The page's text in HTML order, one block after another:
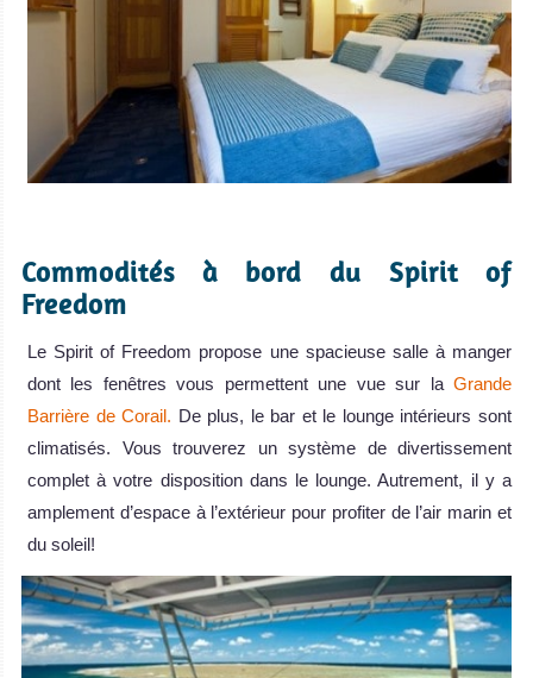
Commodités à bord du Spirit of
Freedom
Le Spirit of Freedom propose une spacieuse salle à manger
dont les fenêtres vous permettent une vue sur la Grande
Barrière de Corail. De plus, le bar et le lounge intérieurs sont
climatisés. Vous trouverez un système de divertissement
complet à votre disposition dans le lounge. Autrement, il y a
amplement d’espace à l’extérieur pour profiter de l’air marin et
du soleil!